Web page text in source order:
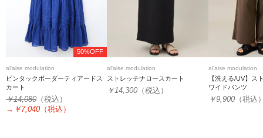
50%OFF
al'aise modulation
ピンタックボーダーティアードス
カート
￥14,080 （税込）
→ ￥7,040 （税込）
al'aise modulation
ストレッチナロースカート
￥14,300 （税込）
al'aise modulation
【洗える/UV】ス
ワイドパンツ
￥9,900（税込